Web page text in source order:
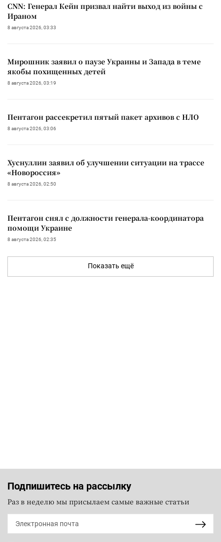
CNN: Генерал Кейн призвал найти выход из войны с
Ираном
8 августа 2026, 03:33
Мирошник заявил о паузе Украины и Запада в теме
якобы похищенных детей
8 августа 2026, 03:19
Пентагон рассекретил пятый пакет архивов с НЛО
8 августа 2026, 03:06
Хуснуллин заявил об улучшении ситуации на трассе
«Новороссия»
8 августа 2026, 02:50
Пентагон снял с должности генерала-координатора
помощи Украине
8 августа 2026, 02:35
Показать ещё
Подпишитесь на рассылку
Раз в неделю мы присылаем самые важные статьи